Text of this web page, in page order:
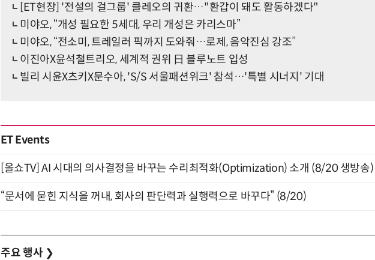
[ET현장] '전설의 걸그룹' 클레오의 귀환…"환갑이 돼도 활동하겠다"
미야오, “개성 필요한 5세대, 우리 개성은 카리스마”
미야오, “전소미, 트레일러 픽까지 도와줘…로제, 음악진심 강조”
이진아X윤석철트리오, 세계적 권위 日 블루노트 입성
빌리 시윤X츠키X문수아, 'S/S 서울패션위크' 참석…'특별 시너지' 기대
ET Events
[올쇼TV] AI 시대의 의사결정을 바꾸는 수리최적화(Optimization) 소개 (8/20 생방송)
“문서에 묻힌 지식을 꺼내, 회사의 판단력과 실행력으로 바꾸다” (8/20)
주요 행사 ❯